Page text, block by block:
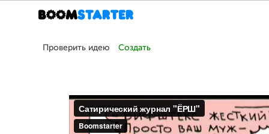
Проверить идею Создать